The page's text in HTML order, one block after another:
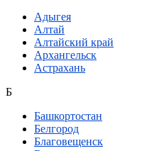
Адыгея
Алтай
Алтайский край
Архангельск
Астрахань
Б
Башкортостан
Белгород
Благовещенск